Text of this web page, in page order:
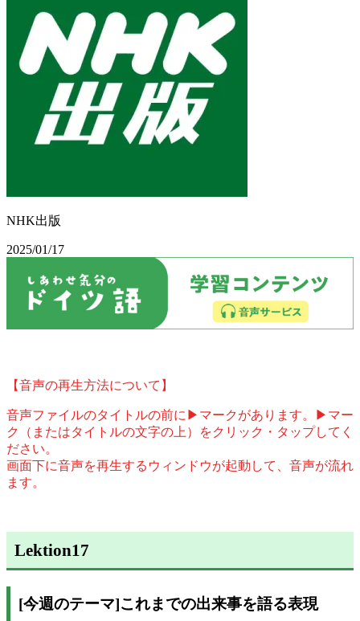
NHK出版
2025/01/17
【音声の再生方法について】
音声ファイルのタイトルの前に▶マークがあります。▶マー
ク（またはタイトルの文字の上）をクリック・タップしてく
ださい。
画面下に音声を再生するウィンドウが起動して、音声が流れ
ます。
Lektion17
[今週のテーマ]これまでの出来事を語る表現